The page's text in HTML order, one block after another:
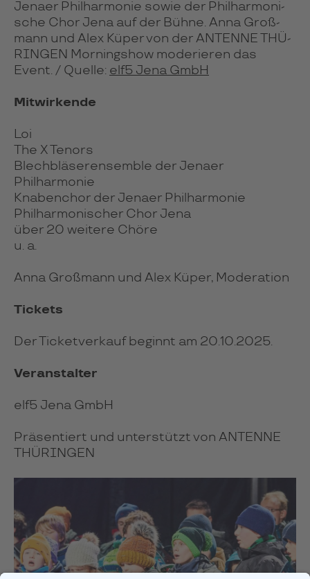
Jenaer Phil­har­mo­nie sowie der Phil­har­mo­ni­
sche Chor Jena auf der Bühne. Anna Groß­
mann und Alex Küper von der ANTENNE THÜ­
RIN­GEN Mor­ning­show mode­rie­ren das
Event. / Quelle: elf5 Jena GmbH
Mitwirkende
Loi
The X Tenors
Blechbläserensemble der Jenaer
Philharmonie
Knabenchor der Jenaer Philharmonie
Philharmonischer Chor Jena
über 20 weitere Chöre
u. a.
Anna Großmann und Alex Küper, Moderation
Tickets
Der Ticketverkauf beginnt am 20.10.2025.
Veranstalter
elf5 Jena GmbH
Präsentiert und unterstützt von ANTENNE
THÜRINGEN